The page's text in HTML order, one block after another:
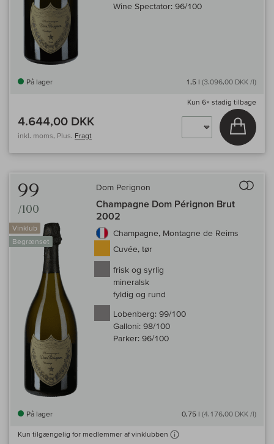
Wine Spectator: 96/100
På lager 1,5 l (3.096,00 DKK /l)
Kun 6× stadig tilbage
4.644,00 DKK
inkl. moms, Plus. Fragt
Læg i
99
/100
Vinklub
Begrænset
Dom Perignon
Champagne Dom Pérignon Brut
2002
Champagne, Montagne de Reims
Cuvée, tør
frisk og syrlig
mineralsk
fyldig og rund
Lobenberg: 99/100
Galloni: 98/100
Parker: 96/100
På lager 0,75 l (4.176,00 DKK /l)
Kun tilgængelig for medlemmer af vinklubben